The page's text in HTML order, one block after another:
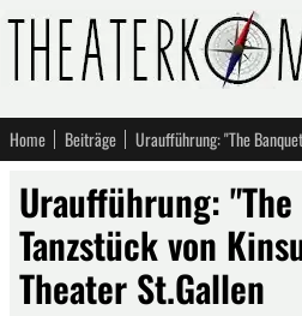
Home Beiträge
Uraufführung:
Tanzstück von
Theater St.Gallen